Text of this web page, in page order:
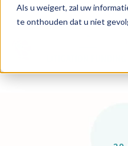
Als u weigert, zal uw
te onthouden dat u niet